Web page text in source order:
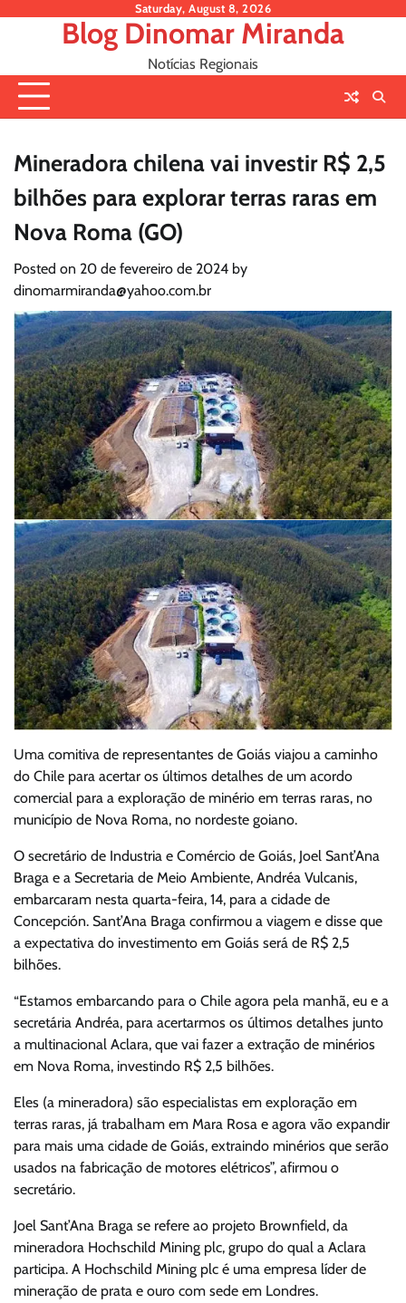
Saturday, August 8, 2026
Blog Dinomar Miranda
Notícias Regionais
Mineradora chilena vai investir R$ 2,5
bilhões para explorar terras raras em
Nova Roma (GO)
Posted on 20 de fevereiro de 2024 by
dinomarmiranda@yahoo.com.br
Uma comitiva de representantes de Goiás viajou a caminho
do Chile para acertar os últimos detalhes de um acordo
comercial para a exploração de minério em terras raras, no
município de Nova Roma, no nordeste goiano.
O secretário de Industria e Comércio de Goiás, Joel Sant’Ana
Braga e a Secretaria de Meio Ambiente, Andréa Vulcanis,
embarcaram nesta quarta-feira, 14, para a cidade de
Concepción. Sant’Ana Braga confirmou a viagem e disse que
a expectativa do investimento em Goiás será de R$ 2,5
bilhões.
“Estamos embarcando para o Chile agora pela manhã, eu e a
secretária Andréa, para acertarmos os últimos detalhes junto
a multinacional Aclara, que vai fazer a extração de minérios
em Nova Roma, investindo R$ 2,5 bilhões.
Eles (a mineradora) são especialistas em exploração em
terras raras, já trabalham em Mara Rosa e agora vão expandir
para mais uma cidade de Goiás, extraindo minérios que serão
usados na fabricação de motores elétricos”, afirmou o
secretário.
Joel Sant’Ana Braga se refere ao projeto Brownfield, da
mineradora Hochschild Mining plc, grupo do qual a Aclara
participa. A Hochschild Mining plc é uma empresa líder de
mineração de prata e ouro com sede em Londres.